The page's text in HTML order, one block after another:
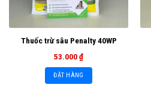
Thuốc trừ sâu Penalty 40WP
53.000₫
ĐẶT HÀNG